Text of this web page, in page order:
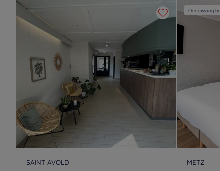
SAINT AVOLD
Odnowiony
METZ